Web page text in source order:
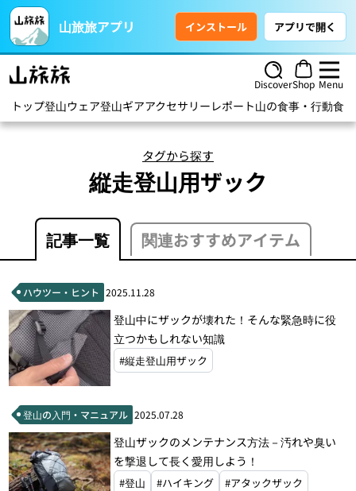
山旅旅アプリ インストール アプリで開く
DiscoverShop Menu
トップ登山ウェア登山ギアアクセサリー レポート山の食事・行動食
タグから探す
縦走登山用ザック
記事一覧 関連おすすめアイテム
ハウツー・ヒント 2025.11.28
登山中にザックが壊れた！そんな緊急時に役
立つかもしれない知識
#縦走登山用ザック
登山の入門・マニュアル 2025.07.28
登山ザックのメンテナンス方法－汚れや臭い
を撃退して長く愛用しよう！
#登山 #ハイキング
#アタックザック